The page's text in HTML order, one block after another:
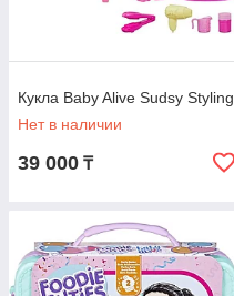
Кукла Baby Alive Sudsy Styling
Нет в наличии
39 000 ₸